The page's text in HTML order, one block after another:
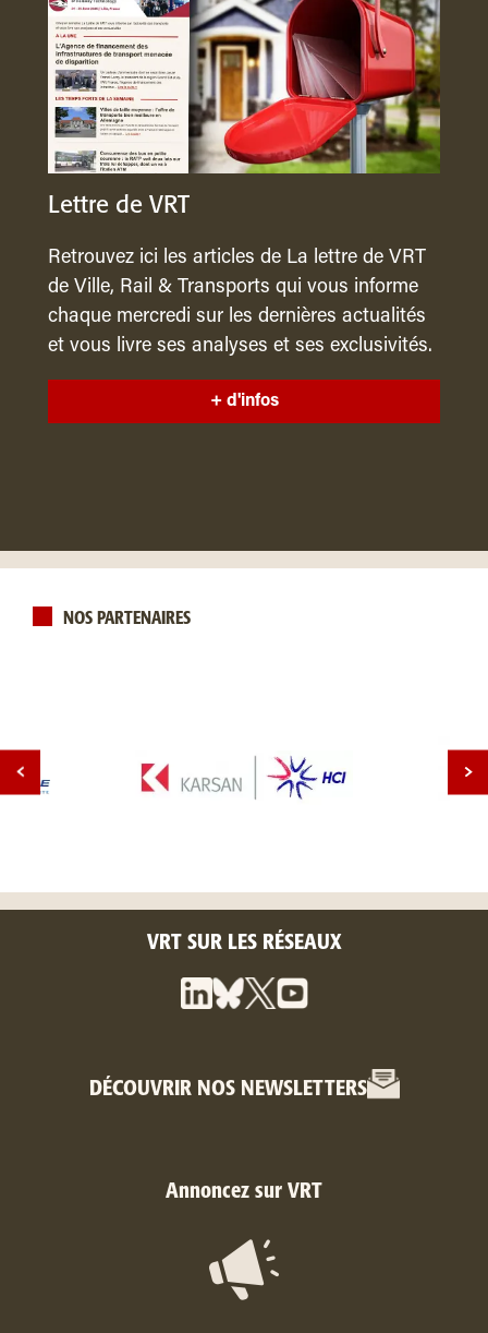
Lettre de VRT
Retrouvez ici les articles de La lettre de VRT
de Ville, Rail & Transports qui vous informe
chaque mercredi sur les dernières actualités
et vous livre ses analyses et ses exclusivités.
+ d'infos
NOS PARTENAIRES
VRT SUR LES RÉSEAUX
DÉCOUVRIR NOS NEWSLETTERS
Annoncez sur VRT